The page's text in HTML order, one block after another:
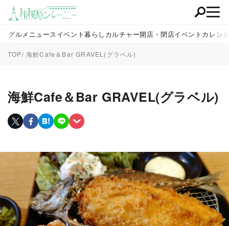
グルメ ニュース イベント暮らし カルチャー開店・閉店イベントカレン
TOP 海鮮Cafe＆Bar GRAVEL(グラベル)
海鮮Cafe＆Bar GRAVEL(グラベル)